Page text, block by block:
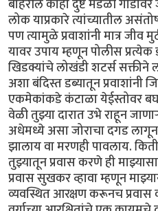
बाहेरील काही दुष्ट मंडळी
लोक याप्रकारे त्यांच्यातील
पण त्यामुळे प्रवाशांनी मात्र
यावर उपाय म्हणून पोलीस प्रत्येक
खिडक्यांचे लोखंडी शटर्स सक्तीने
अशा बंदिस्त डब्यातून
एकमेकांकडे कंटाळा येईस्तोवर
वेळी तुझ्या दारात उभे राहून
अधेमध्ये असा जोराचा दगड
झालाय वा मरणही पावलाय.
तुझ्यातून प्रवास करणे ही
प्रवास सुखकर व्हावा म्हणून
व्यवस्थित आरक्षण करूनच